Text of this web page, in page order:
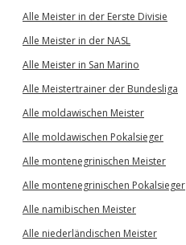
Alle Meister in der Eerste Divisie
Alle Meister in der NASL
Alle Meister in San Marino
Alle Meistertrainer der Bundesliga
Alle moldawischen Meister
Alle moldawischen Pokalsieger
Alle montenegrinischen Meister
Alle montenegrinischen Pokalsieger
Alle namibischen Meister
Alle niederländischen Meister